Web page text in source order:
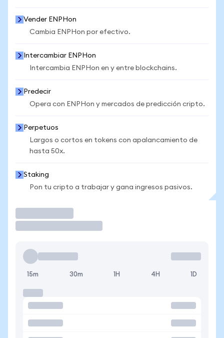
Vender ENPHon
Cambia ENPHon por efectivo.
Intercambiar ENPHon
Intercambia ENPHon en y entre blockchains.
Predecir
Opera con ENPHon y mercados de predicción cripto.
Perpetuos
Largos o cortos en tokens con apalancamiento de
hasta 50x.
Staking
Pon tu cripto a trabajar y gana ingresos pasivos.
15m 30m 1H 4H 1D